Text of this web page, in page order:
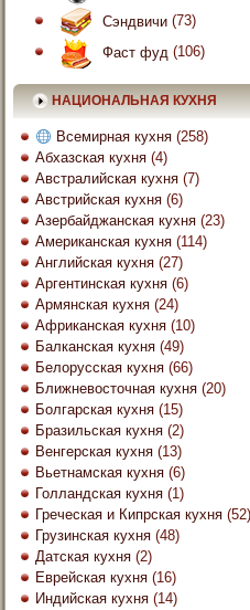
Сэндвичи (73)
Фаст фуд (106)
НАЦИОНАЛЬНАЯ КУХНЯ
Всемирная кухня (258)
Абхазская кухня (4)
Австралийская кухня (7)
Австрийская кухня (6)
Азербайджанская кухня (23)
Американская кухня (114)
Английская кухня (27)
Аргентинская кухня (6)
Армянская кухня (24)
Африканская кухня (10)
Балканская кухня (49)
Белорусская кухня (66)
Ближневосточная кухня (20)
Болгарская кухня (15)
Бразильская кухня (2)
Венгерская кухня (13)
Вьетнамская кухня (6)
Голландская кухня (1)
Греческая и Кипрская кухня (52)
Грузинская кухня (48)
Датская кухня (2)
Еврейская кухня (16)
Индийская кухня (14)